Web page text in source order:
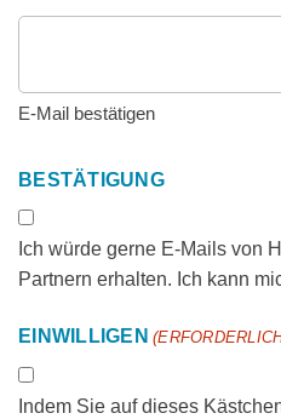
E-Mail bestätigen
BESTÄTIGUNG
Ich würde gerne E-Mails von
Partnern erhalten. Ich kann
EINWILLIGEN
Indem Sie auf dieses